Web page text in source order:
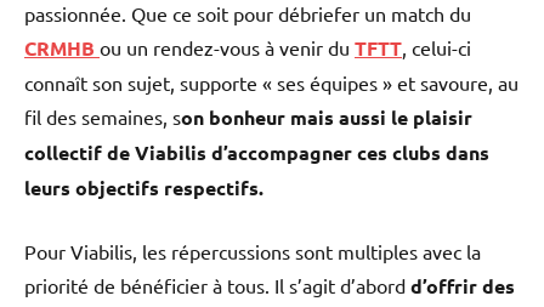
passionnée. Que ce soit pour débriefer un match du
CRMHB ou un rendez-vous à venir du TFTT, celui-ci
connaît son sujet, supporte « ses équipes » et savoure, au
fil des semaines, son bonheur mais aussi le plaisir
collectif de Viabilis d’accompagner ces clubs dans
leurs objectifs respectifs.
Pour Viabilis, les répercussions sont multiples avec la
priorité de bénéficier à tous. Il s’agit d’abord d’offrir des